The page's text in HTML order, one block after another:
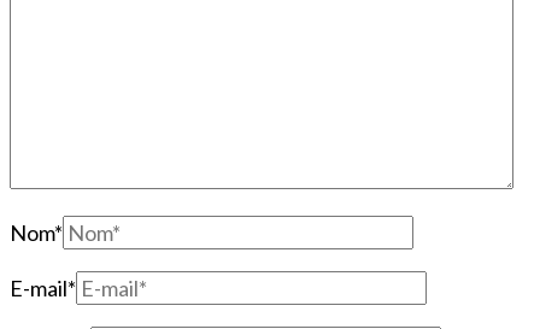
Nom*
E-mail*